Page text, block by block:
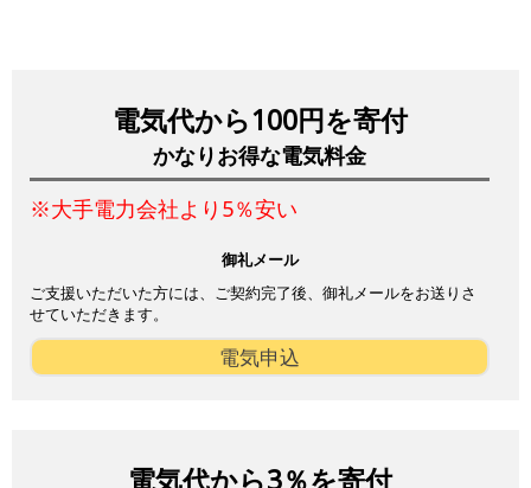
電気代から100円を寄付
かなりお得な電気料金
※大手電力会社より5％安い
御礼メール
ご支援いただいた方には、ご契約完了後、御礼メールをお送りさ
せていただきます。
電気申込
電気代から3％を寄付